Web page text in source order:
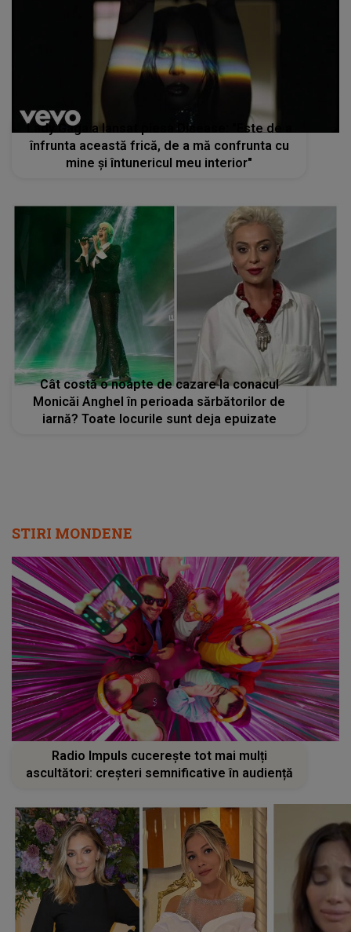
Lady Gaga a lansat piesa Disease: "Este de a
înfrunta această frică, de a mă confrunta cu
mine și întunericul meu interior"
Cât costă o noapte de cazare la conacul
Monicăi Anghel în perioada sărbătorilor de
iarnă? Toate locurile sunt deja epuizate
STIRI MONDENE
Radio Impuls cucerește tot mai mulți
ascultători: creșteri semnificative în audiență